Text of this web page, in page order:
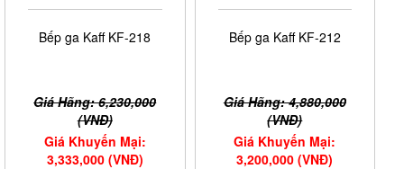
Bếp ga Kaff KF-218
Giá Hãng: 6,230,000
(VNĐ)
Giá Khuyến Mại:
3,333,000 (VNĐ)
Bếp ga Kaff KF-212
Giá Hãng: 4,880,000
(VNĐ)
Giá Khuyến Mại:
3,200,000 (VNĐ)